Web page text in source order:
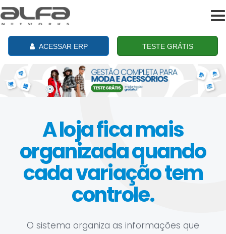
ACESSAR ERP TESTE GRÁTIS
A loja fica mais
organizada quando
cada variação tem
controle.
O sistema organiza as informações que